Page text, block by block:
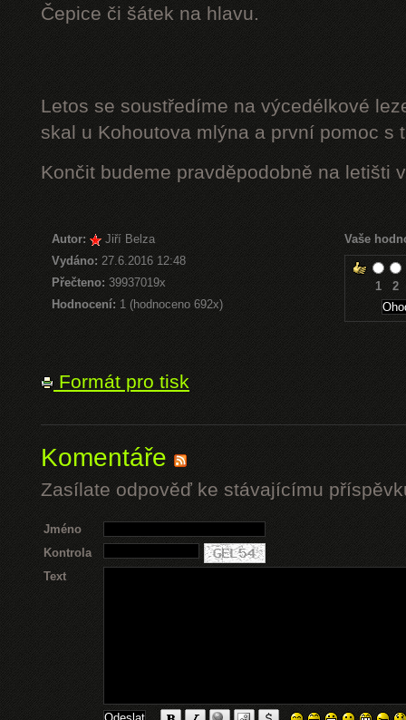
Čepice či šátek na hlavu.
Letos se soustředíme na výcedélkové
skal u Kohoutova mlýna a první pomoc s
Končit budeme pravděpodobně na letišti
Autor:
Jiří Belza
Vydáno: 27.6.2016 12:48
Přečteno:39937019x
Hodnocení: 1 (hodnoceno 692x)
Vaše
1 2
Formát pro tisk
Komentáře
Zasílate odpověď ke stávajícímu
Jméno
Kontrola
Text